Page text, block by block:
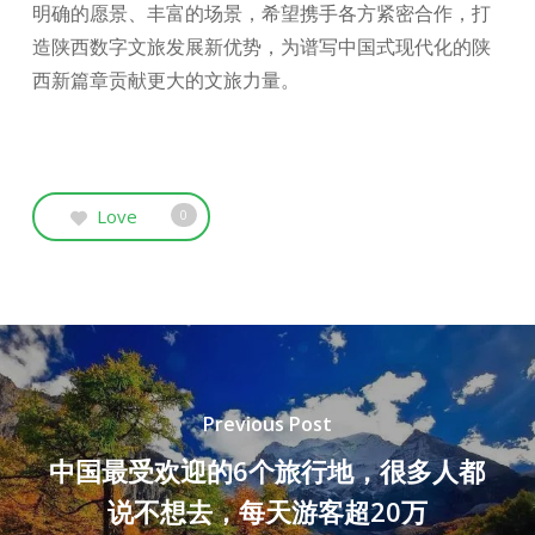
明确的愿景、丰富的场景，希望携手各方紧密合作，打
造陕西数字文旅发展新优势，为谱写中国式现代化的陕
西新篇章贡献更大的文旅力量。
Love 0
Previous Post
中国最受欢迎的6个旅行地，很多人都
说不想去，每天游客超20万